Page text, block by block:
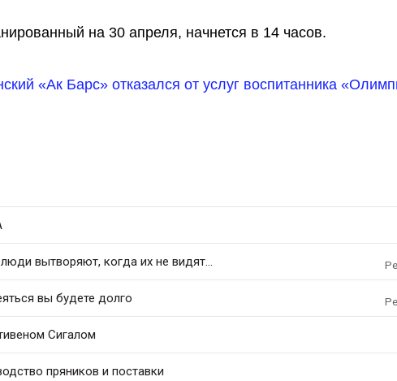
на 30 апреля, начнется в 14 часов.
«Ак Барс» отказался от услуг воспитанника
вытворяют, когда их не видят...
вы будете долго
Сигалом
пряников и поставки